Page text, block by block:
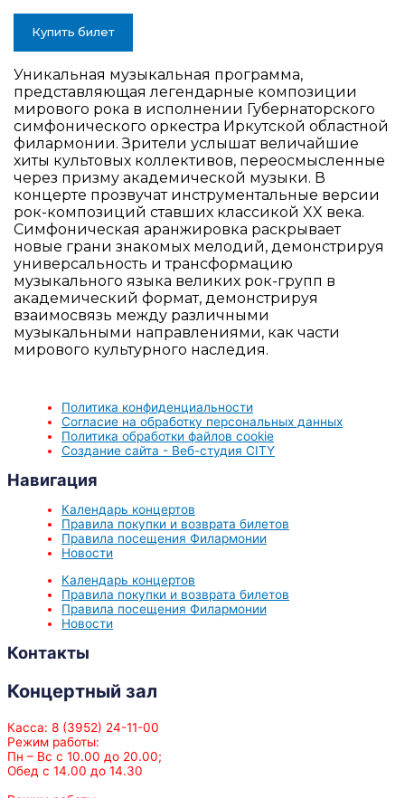
Купить билет
Уникальная музыкальная программа,
представляющая легендарные композиции
мирового рока в исполнении Губернаторского
симфонического оркестра Иркутской областной
филармонии. Зрители услышат величайшие
хиты культовых коллективов, переосмысленные
через призму академической музыки. В
концерте прозвучат инструментальные версии
рок-композиций ставших классикой XX века.
Симфоническая аранжировка раскрывает
новые грани знакомых мелодий, демонстрируя
универсальность и трансформацию
музыкального языка великих рок-групп в
академический формат, демонстрируя
взаимосвязь между различными
музыкальными направлениями, как части
мирового культурного наследия.
Политика конфиденциальности
Согласие на обработку персональных данных
Политика обработки файлов cookie
Создание сайта - Веб-студия CITY
Навигация
Календарь концертов
Правила покупки и возврата билетов
Правила посещения Филармонии
Новости
Календарь концертов
Правила покупки и возврата билетов
Правила посещения Филармонии
Новости
Контакты
Концертный зал
Касса: 8 (3952) 24-11-00
Режим работы:
Пн – Вс с 10.00 до 20.00;
Обед с 14.00 до 14.30